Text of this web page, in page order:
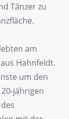
Tänzer zu
am
Hahnfeldt.
um den
jährigen